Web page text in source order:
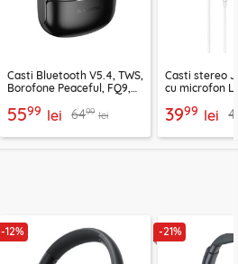
Casti Bluetooth V5.4, TWS,
Borofone Peaceful, FQ9,
5599 lei 6499 lei
Casti stereo
cu microfon
3999 lei
-12% -21%